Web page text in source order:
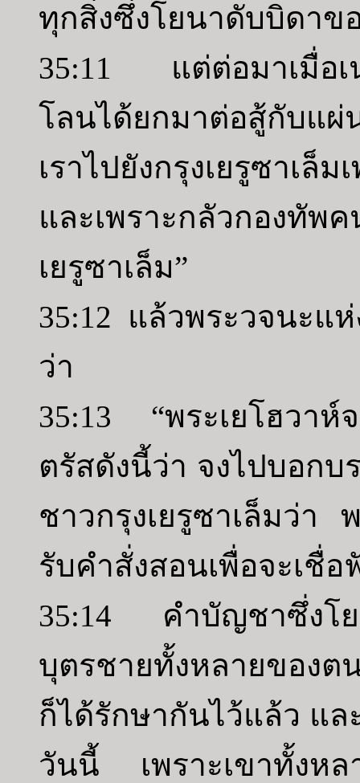
ทุกสิ่งซึ่งโยนาดับบิดาข
35:11 แต่ต่อมาเมื่อเ
โลนได้ยกมาต่อสู้กับแ
เราไปยังกรุงเยรูซาเล็
และเพราะกลัวกองทัพค
เยรูซาเล็ม”
35:12 แล้วพระวจนะแห่
ว่า
35:13 “พระเยโฮวาห์
ตรัสดังนี้ว่า จงไปบอก
ชาวกรุงเยรูซาเล็มว่า
รับคำสั่งสอนเพื่อจะเชื่อ
35:14 คำบัญชาซึ่งโย
บุตรชายทั้งหลายของ
ก็ได้รักษากันไว้แล้ว แล
วันนี้ เพราะเขาทั้งหล